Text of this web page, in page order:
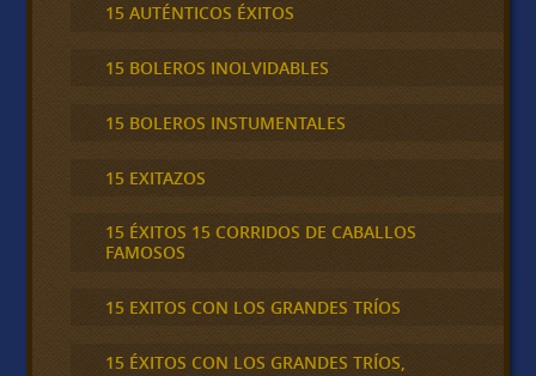
15 AUTÉNTICOS ÉXITOS
15 BOLEROS INOLVIDABLES
15 BOLEROS INSTUMENTALES
15 EXITAZOS
15 ÉXITOS 15 CORRIDOS DE CABALLOS
FAMOSOS
15 EXITOS CON LOS GRANDES TRÍOS
15 ÉXITOS CON LOS GRANDES TRÍOS,